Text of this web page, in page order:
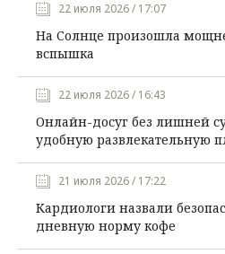
22 июля 2026 / 17:07
На Солнце произошла
вспышка
22 июля 2026 / 16:43
Онлайн-досуг без лишней
удобную развлекательную
21 июля 2026 / 17:22
Кардиологи назвали
дневную норму кофе